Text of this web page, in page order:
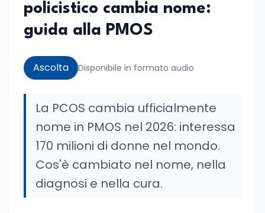
policistico cambia nome:
guida alla PMOS
Ascolta Disponibile in formato audio
La PCOS cambia ufficialmente
nome in PMOS nel 2026: interessa
170 milioni di donne nel mondo.
Cos'è cambiato nel nome, nella
diagnosi e nella cura.